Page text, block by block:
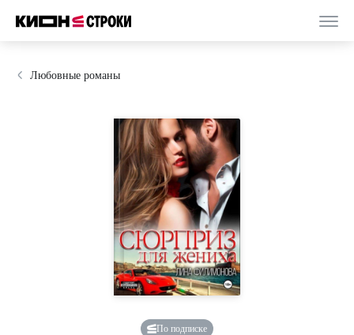
Любовные романы
По подписке